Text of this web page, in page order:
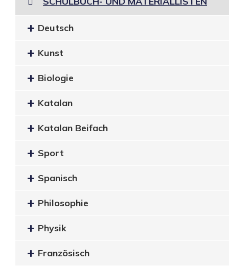
Deutsch
Kunst
Biologie
Katalan
Katalan Beifach
Sport
Spanisch
Philosophie
Physik
Französisch